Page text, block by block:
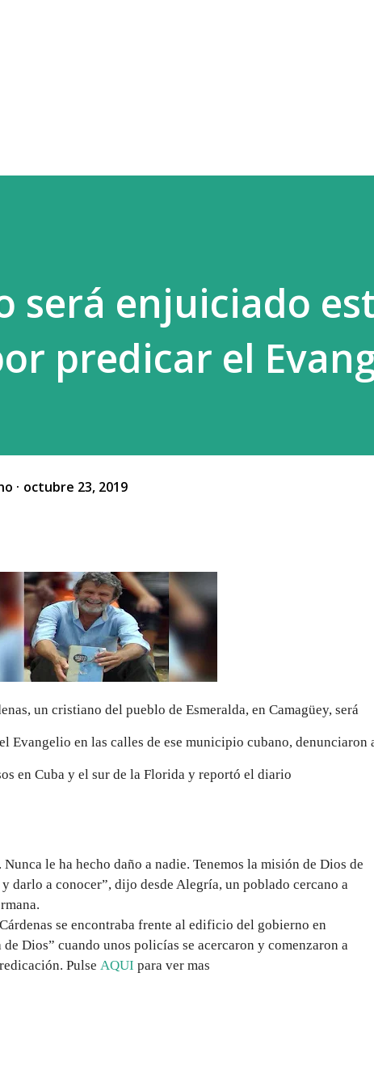
será enjuiciado
predicar el
octubre 23, 2019
un cristiano del pueblo de Esmeralda, en Camagüey, será
Evangelio en las calles de ese municipio cubano, denunciaron
en Cuba y el sur de la Florida y reportó el diario
le ha hecho daño a nadie. Tenemos la misión de Dios de
darlo a conocer”, dijo desde Alegría, un poblado cercano a
se encontraba frente al edificio del gobierno en
Dios” cuando unos policías se acercaron y comenzaron a
Pulse AQUI para ver mas